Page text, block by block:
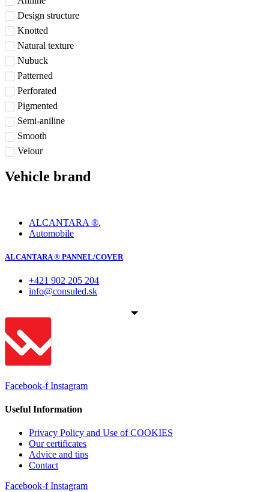
Design structure
Knotted
Natural texture
Nubuck
Patterned
Perforated
Pigmented
Semi-aniline
Smooth
Velour
Vehicle brand
ALCANTARA ®,
Automobile
ALCANTARA ® PANNEL/COVER
+421 902 205 204
info@consuled.sk
Facebook-f Instagram
Useful Information
Privacy Policy and Use of COOKIES
Our certificates
Advice and tips
Contact
Facebook-f Instagram